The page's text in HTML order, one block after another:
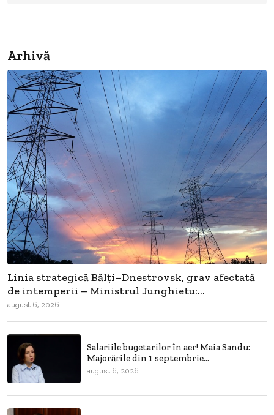
Arhivă
Linia strategică Bălți–Dnestrovsk, grav afectată
de intemperii – Ministrul Junghietu:...
august 6, 2026
Salariile bugetarilor în aer! Maia Sandu:
Majorările din 1 septembrie...
august 6, 2026